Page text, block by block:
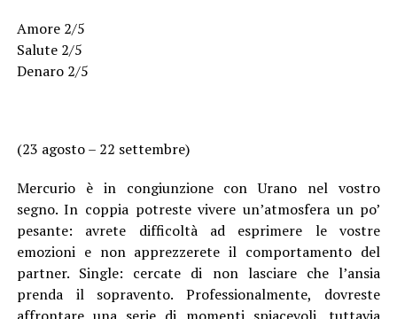
Amore 2/5
Salute 2/5
Denaro 2/5
(23 agosto – 22 settembre)
Mercurio è in congiunzione con Urano nel vostro
segno. In coppia potreste vivere un’atmosfera un po’
pesante: avrete difficoltà ad esprimere le vostre
emozioni e non apprezzerete il comportamento del
partner. Single: cercate di non lasciare che l’ansia
prenda il sopravento. Professionalmente, dovreste